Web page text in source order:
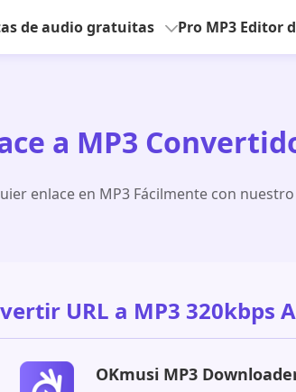
de audio gratuitas Pro MP3 Editor
a MP3
enlace en MP3 Fácilmente con
URL a MP3 320kbps
OKmusi MP3